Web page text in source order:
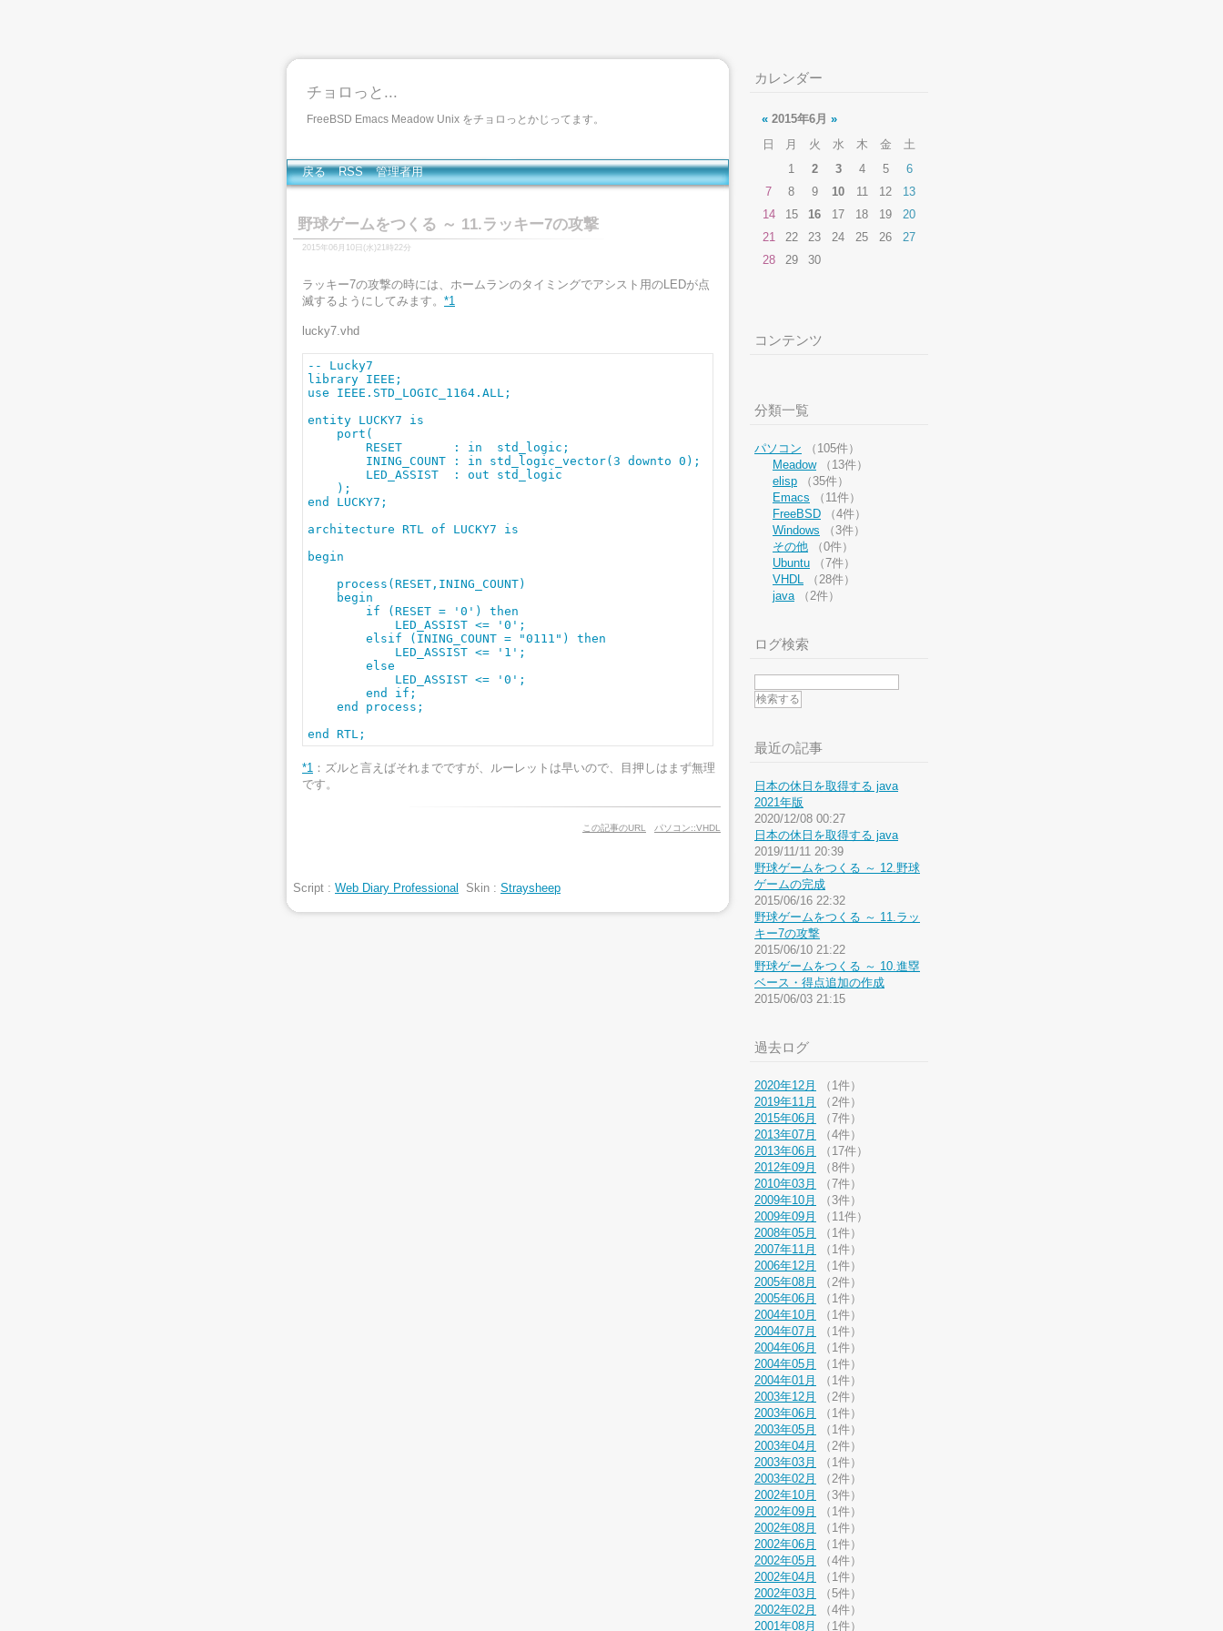
チョロっと...
FreeBSD Emacs Meadow Unix をチョロっとかじってます。
戻る RSS 管理者用
野球ゲームをつくる ～ 11.ラッキー7の攻撃
2015年06月10日(水)21時22分
ラッキー7の攻撃の時には、ホームランのタイミングでアシスト用のLEDが点
滅するようにしてみます。 *1
lucky7.vhd
-- Lucky7
library IEEE;
use IEEE.STD_LOGIC_1164.ALL;
entity LUCKY7 is
    port(
        RESET       : in  std_logic;
        INING_COUNT : in std_logic_vector(3 downto 0);
        LED_ASSIST  : out std_logic
    );
end LUCKY7;
architecture RTL of LUCKY7 is
begin
    process(RESET,INING_COUNT)
    begin
        if (RESET = '0') then
            LED_ASSIST <= '0';
        elsif (INING_COUNT = "0111") then
            LED_ASSIST <= '1';
        else
            LED_ASSIST <= '0';
        end if;
    end process;
end RTL;
*1 ：ズルと言えばそれまでですが、ルーレットは早いので、目押しはまず無理
です。
この記事のURL パソコン::VHDL
Script : Web Diary Professional Skin : Straysheep
カレンダー
« 2015年6月 »
日
月 火 水 木 金
土
1
2 3 4 5
6
7
8 9 10 11 12
13
14
15 16 17 18 19
20
21
22 23 24 25 26
27
28
29 30
コンテンツ
分類一覧
パソコン （105件）
Meadow（13件）
elisp （35件）
Emacs （11件）
FreeBSD （4件）
Windows （3件）
その他 （0件）
Ubuntu （7件）
VHDL （28件）
java（2件）
ログ検索
最近の記事
日本の休日を取得する java
2021年版
2020/12/08 00:27
日本の休日を取得する java
2019/11/11 20:39
野球ゲームをつくる ～ 12.野球
ゲームの完成
2015/06/16 22:32
野球ゲームをつくる ～ 11.ラッ
キー7の攻撃
2015/06/10 21:22
野球ゲームをつくる ～ 10.進塁
ベース・得点追加の作成
2015/06/03 21:15
過去ログ
2020年12月
（1件）
2019年11月
（2件）
2015年06月
（7件）
2013年07月
（4件）
2013年06月
（17件）
2012年09月
（8件）
2010年03月
（7件）
2009年10月
（3件）
2009年09月
（11件）
2008年05月
（1件）
2007年11月
（1件）
2006年12月
（1件）
2005年08月
（2件）
2005年06月
（1件）
2004年10月
（1件）
2004年07月
（1件）
2004年06月
（1件）
2004年05月
（1件）
2004年01月
（1件）
2003年12月
（2件）
2003年06月
（1件）
2003年05月
（1件）
2003年04月
（2件）
2003年03月
（1件）
2003年02月
（2件）
2002年10月
（3件）
2002年09月
（1件）
2002年08月
（1件）
2002年06月
（1件）
2002年05月
（4件）
2002年04月
（1件）
2002年03月
（5件）
2002年02月
（4件）
2001年08月
（1件）